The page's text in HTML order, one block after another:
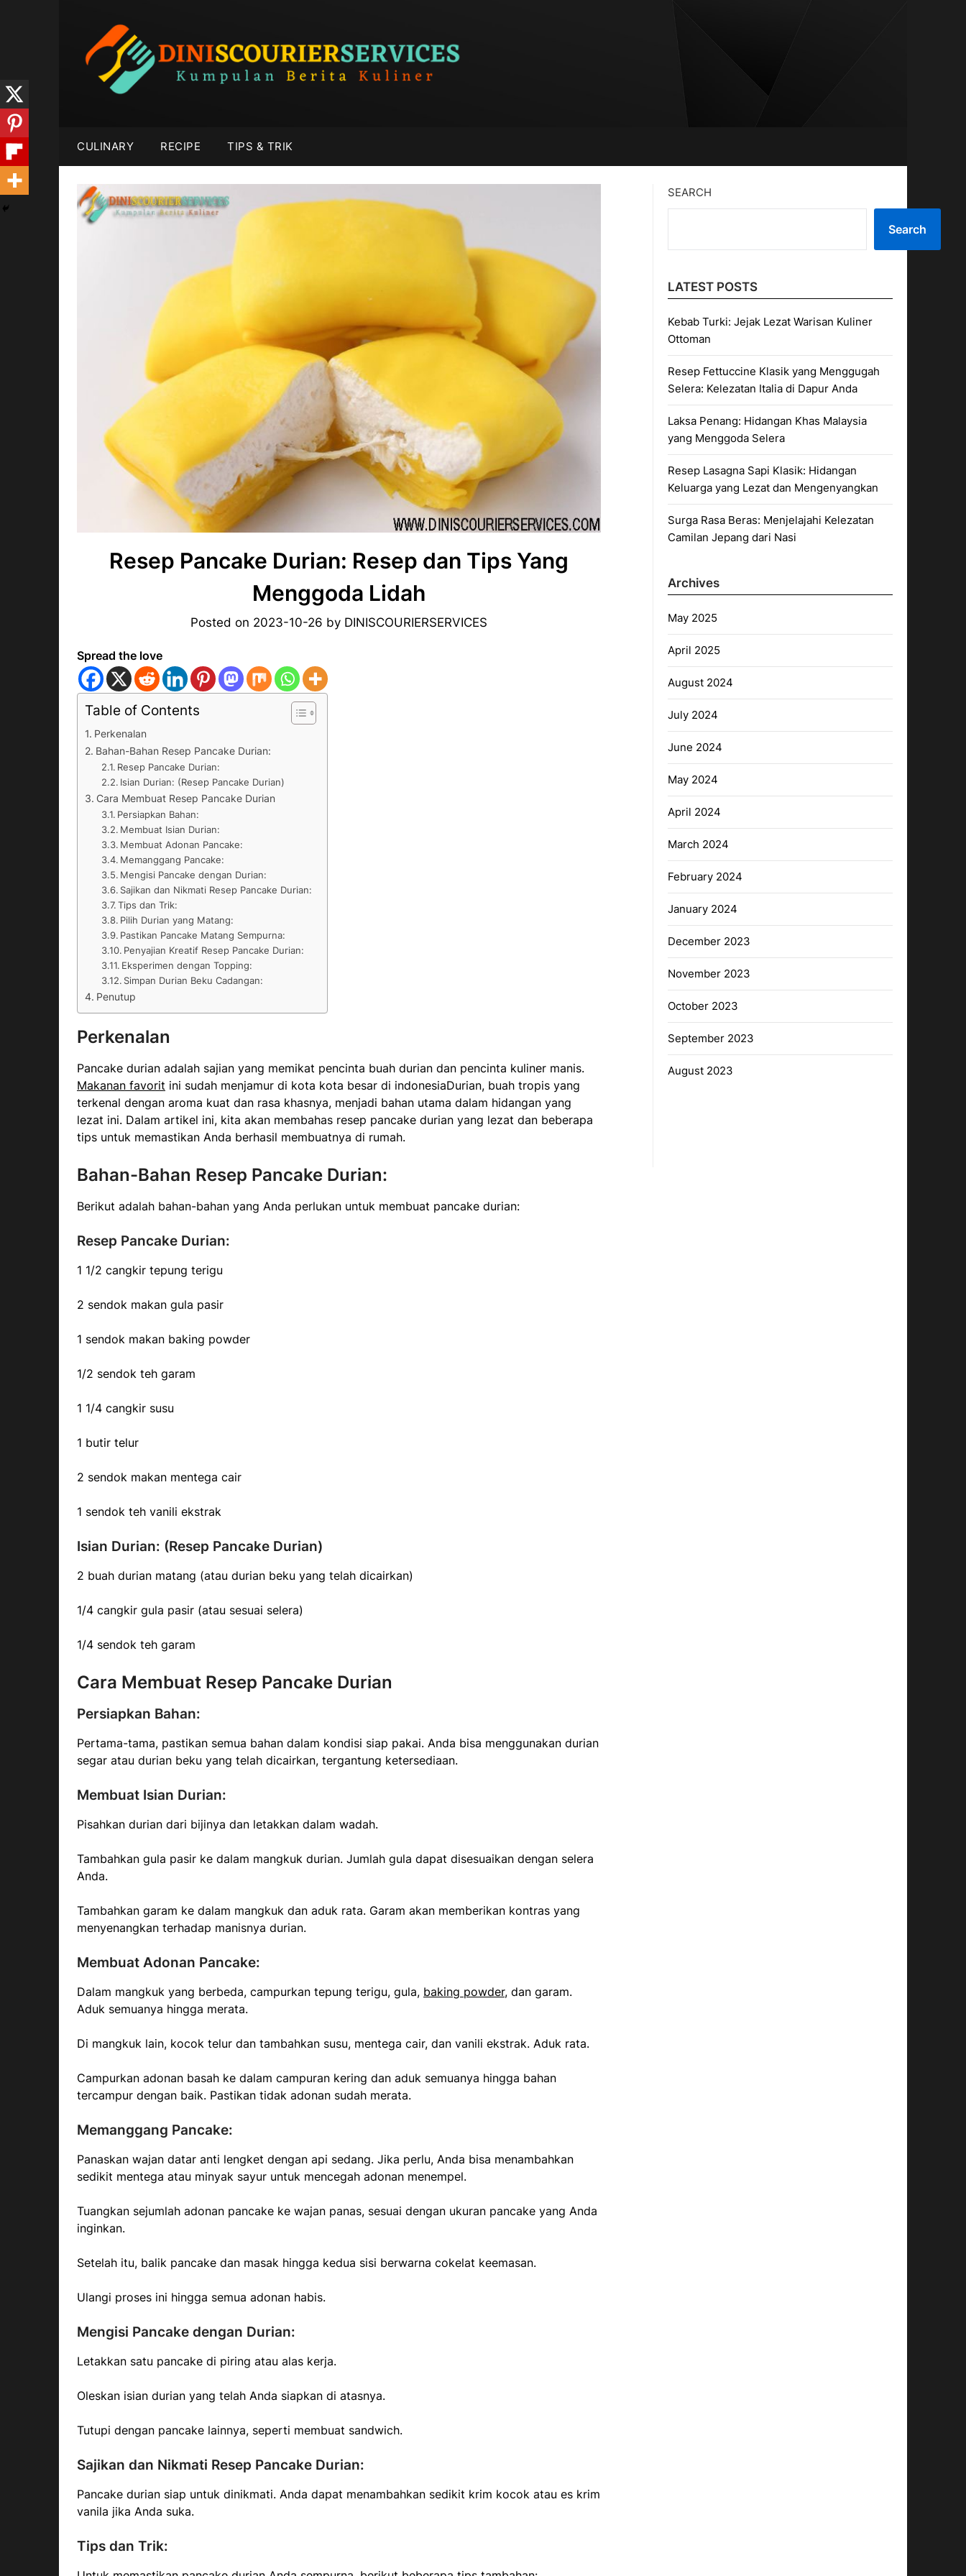
CULINARY RECIPE TIPS & TRIK
Resep Pancake Durian: Resep dan Tips Yang
Menggoda Lidah
Posted on 2023-10-26 by DINISCOURIERSERVICES
Spread the love
Table of Contents
Perkenalan
Bahan-Bahan Resep Pancake Durian:
Resep Pancake Durian:
Isian Durian: (Resep Pancake Durian)
Cara Membuat Resep Pancake Durian
Persiapkan Bahan:
Membuat Isian Durian:
Membuat Adonan Pancake:
Memanggang Pancake:
Mengisi Pancake dengan Durian:
Sajikan dan Nikmati Resep Pancake Durian:
Tips dan Trik:
Pilih Durian yang Matang:
Pastikan Pancake Matang Sempurna:
Penyajian Kreatif Resep Pancake Durian:
Eksperimen dengan Topping:
Simpan Durian Beku Cadangan:
Penutup
Perkenalan
Pancake durian adalah sajian yang memikat pencinta buah durian dan pencinta kuliner manis.
Makanan favorit ini sudah menjamur di kota kota besar di indonesiaDurian, buah tropis yang
terkenal dengan aroma kuat dan rasa khasnya, menjadi bahan utama dalam hidangan yang
lezat ini. Dalam artikel ini, kita akan membahas resep pancake durian yang lezat dan beberapa
tips untuk memastikan Anda berhasil membuatnya di rumah.
Bahan-Bahan Resep Pancake Durian:
Berikut adalah bahan-bahan yang Anda perlukan untuk membuat pancake durian:
Resep Pancake Durian:
1 1/2 cangkir tepung terigu
2 sendok makan gula pasir
1 sendok makan baking powder
1/2 sendok teh garam
1 1/4 cangkir susu
1 butir telur
2 sendok makan mentega cair
1 sendok teh vanili ekstrak
Isian Durian: (Resep Pancake Durian)
2 buah durian matang (atau durian beku yang telah dicairkan)
1/4 cangkir gula pasir (atau sesuai selera)
1/4 sendok teh garam
Cara Membuat Resep Pancake Durian
Persiapkan Bahan:
Pertama-tama, pastikan semua bahan dalam kondisi siap pakai. Anda bisa menggunakan durian
segar atau durian beku yang telah dicairkan, tergantung ketersediaan.
Membuat Isian Durian:
Pisahkan durian dari bijinya dan letakkan dalam wadah.
Tambahkan gula pasir ke dalam mangkuk durian. Jumlah gula dapat disesuaikan dengan selera
Anda.
Tambahkan garam ke dalam mangkuk dan aduk rata. Garam akan memberikan kontras yang
menyenangkan terhadap manisnya durian.
Membuat Adonan Pancake:
Dalam mangkuk yang berbeda, campurkan tepung terigu, gula, baking powder, dan garam.
Aduk semuanya hingga merata.
Di mangkuk lain, kocok telur dan tambahkan susu, mentega cair, dan vanili ekstrak. Aduk rata.
Campurkan adonan basah ke dalam campuran kering dan aduk semuanya hingga bahan
tercampur dengan baik. Pastikan tidak adonan sudah merata.
Memanggang Pancake:
Panaskan wajan datar anti lengket dengan api sedang. Jika perlu, Anda bisa menambahkan
sedikit mentega atau minyak sayur untuk mencegah adonan menempel.
Tuangkan sejumlah adonan pancake ke wajan panas, sesuai dengan ukuran pancake yang Anda
inginkan.
Setelah itu, balik pancake dan masak hingga kedua sisi berwarna cokelat keemasan.
Ulangi proses ini hingga semua adonan habis.
Mengisi Pancake dengan Durian:
Letakkan satu pancake di piring atau alas kerja.
Oleskan isian durian yang telah Anda siapkan di atasnya.
Tutupi dengan pancake lainnya, seperti membuat sandwich.
Sajikan dan Nikmati Resep Pancake Durian:
Pancake durian siap untuk dinikmati. Anda dapat menambahkan sedikit krim kocok atau es krim
vanila jika Anda suka.
Tips dan Trik:
SEARCH
Search
LATEST POSTS
Kebab Turki: Jejak Lezat Warisan Kuliner
Ottoman
Resep Fettuccine Klasik yang Menggugah
Selera: Kelezatan Italia di Dapur Anda
Laksa Penang: Hidangan Khas Malaysia
yang Menggoda Selera
Resep Lasagna Sapi Klasik: Hidangan
Keluarga yang Lezat dan Mengenyangkan
Surga Rasa Beras: Menjelajahi Kelezatan
Camilan Jepang dari Nasi
Archives
May 2025
April 2025
August 2024
July 2024
June 2024
May 2024
April 2024
March 2024
February 2024
January 2024
December 2023
November 2023
October 2023
September 2023
August 2023